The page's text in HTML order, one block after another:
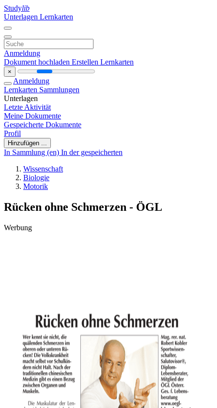
Studylib
Unterlagen Lernkarten
Anmeldung
Dokument hochladen Erstellen Lernkarten
×
Anmeldung
Lernkarten Sammlungen
Unterlagen
Letzte Aktivität
Meine Dokumente
Gespeicherte Dokumente
Profil
Hinzufügen ...
In Sammlung (en) In der gespeicherten
Wissenschaft
Biologie
Motorik
Rücken ohne Schmerzen - ÖGL
Werbung